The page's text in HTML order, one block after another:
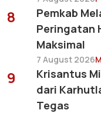
8
Pemkab
Peringatan
Maksimal
7 August 2026
9
Krisantus
dari
Tegas